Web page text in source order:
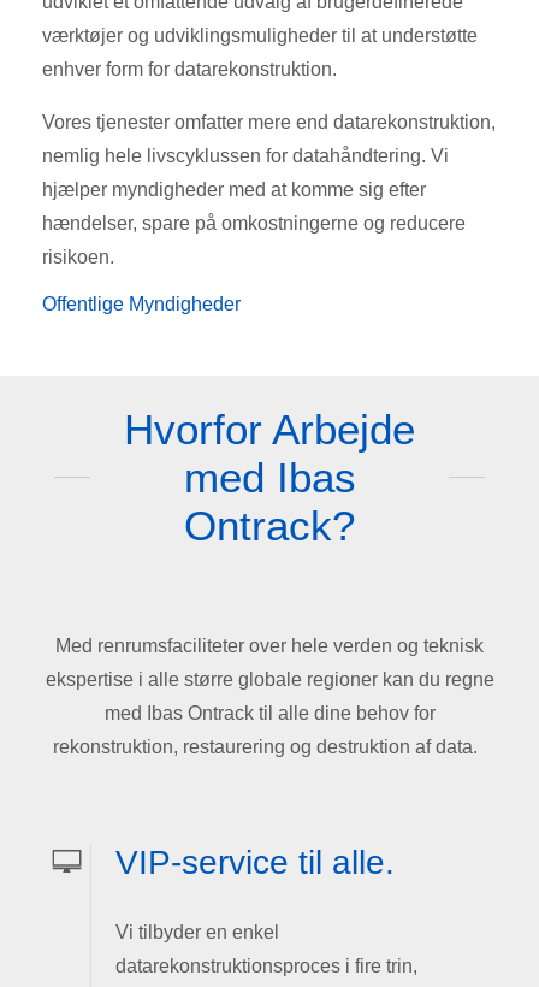
værktøjer og udviklingsmuligheder til at understøtte
enhver form for datarekonstruktion.
Vores tjenester omfatter mere end datarekonstruktion,
nemlig hele livscyklussen for datahåndtering. Vi
hjælper myndigheder med at komme sig efter
hændelser, spare på omkostningerne og reducere
risikoen.
Offentlige Myndigheder
Hvorfor Arbejde
med Ibas
Ontrack?
Med renrumsfaciliteter over hele verden og teknisk
ekspertise i alle større globale regioner kan du regne
med Ibas Ontrack til alle dine behov for
rekonstruktion, restaurering og destruktion af data.
VIP-service til alle.
Vi tilbyder en enkel
datarekonstruktionsproces i fire trin,